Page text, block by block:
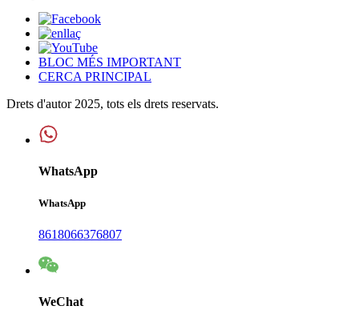
BLOC MÉS IMPORTANT
CERCA PRINCIPAL
Drets d'autor 2025, tots els drets reservats.
WhatsApp
WhatsApp
8618066376807
WeChat